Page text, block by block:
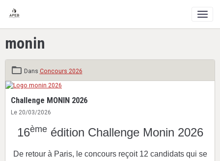
monin
Dans Concours 2026
Challenge MONIN 2026
Le 20/03/2026
16èmeédition Challenge Monin 2026
De retour à Paris, le concours reçoit 12 candidats qui se